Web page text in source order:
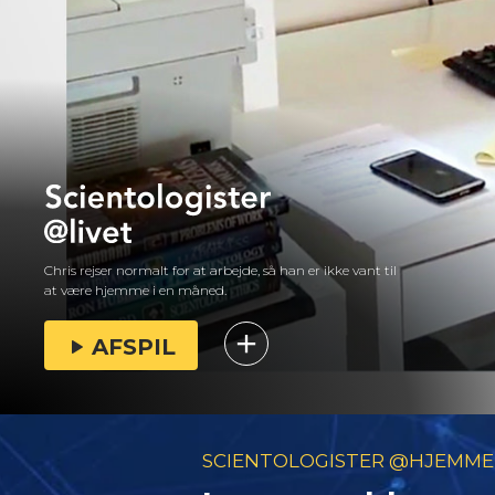
Chris rejser normalt for at arbejde, så han er ikke vant til
at være hjemme i en måned.
AFSPIL
SCIENTOLOGISTER @HJEMME